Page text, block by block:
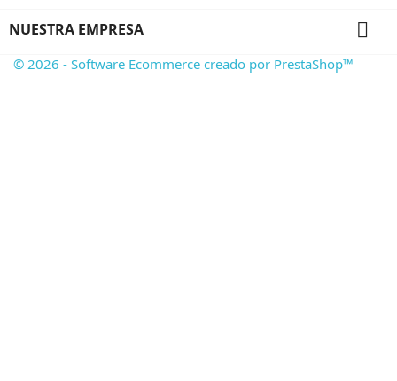
NUESTRA EMPRESA 
© 2026 - Software Ecommerce creado por PrestaShop™